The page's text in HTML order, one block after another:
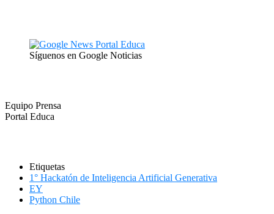
Síguenos en Google Noticias
Equipo Prensa
Portal Educa
Etiquetas
1° Hackatón de Inteligencia Artificial Generativa
EY
Python Chile